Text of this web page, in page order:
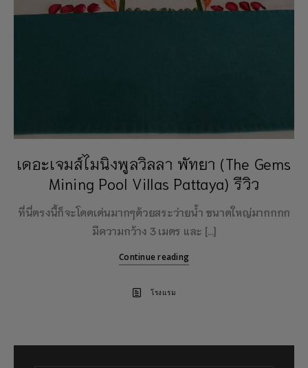
เดอะเจมส์ไมนิงพูลวิลลา พัทยา (The Gems
Mining Pool Villas Pattaya) รีวิว
ที่นี่ตรงนี้ก็จะโดดเด่นมากๆด้วยสระว่ายน้ำ ขนาดใหญ่มากกกก
มีความกว้าง 3 เมตร และ […]
Continue reading
โรงแรม